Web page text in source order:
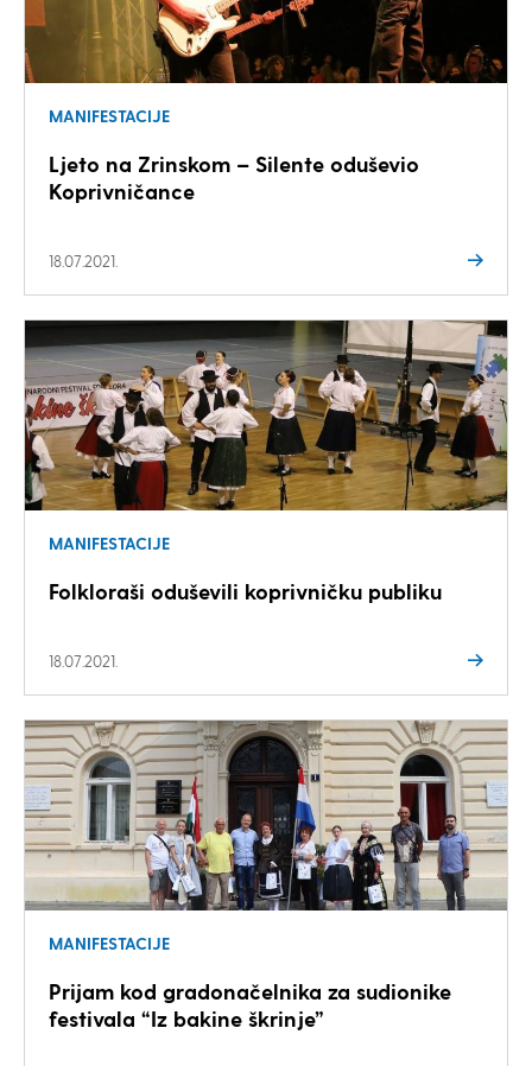
MANIFESTACIJE
Ljeto na Zrinskom – Silente oduševio
Koprivničance
18.07.2021.
MANIFESTACIJE
Folkloraši oduševili koprivničku publiku
18.07.2021.
MANIFESTACIJE
Prijam kod gradonačelnika za sudionike
festivala “Iz bakine škrinje”